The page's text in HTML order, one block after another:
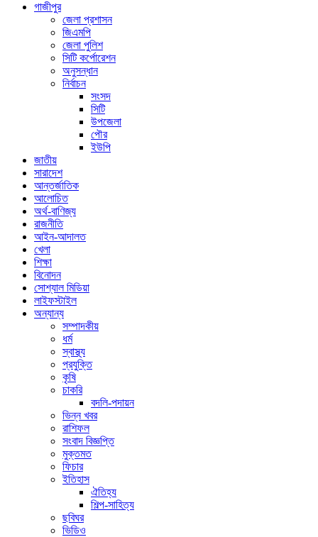
গাজীপুর
জেলা প্রশাসন
জিএমপি
জেলা পুলিশ
সিটি কর্পোরেশন
অনুসন্ধান
নির্বাচন
সংসদ
সিটি
উপজেলা
পৌর
ইউপি
জাতীয়
সারাদেশ
আন্তর্জাতিক
আলোচিত
অর্থ-বাণিজ্য
রাজনীতি
আইন-আদালত
খেলা
শিক্ষা
বিনোদন
সোশ্যাল মিডিয়া
লাইফস্টাইল
অন্যান্য
সম্পাদকীয়
ধর্ম
স্বাস্থ্য
প্রযুক্তি
কৃষি
চাকরি
বদলি-পদায়ন
ভিন্ন খবর
রাশিফল
সংবাদ বিজ্ঞপ্তি
মুক্তমত
ফিচার
ইতিহাস
ঐতিহ্য
শিল্প-সাহিত্য
ছবিঘর
ভিডিও